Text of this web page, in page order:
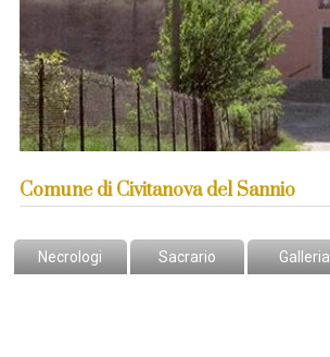
Comune di Civitanova del Sannio
Necrologi Sacrario Galleria